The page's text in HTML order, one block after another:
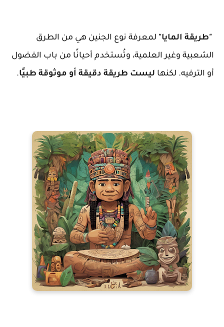
"طريقة المايا" لمعرفة نوع الجنين هي من الطرق
الشعبية وغير العلمية، وتُستخدم أحيانًا من باب الفضول
أو الترفيه. لكنها ليست طريقة دقيقة أو موثوقة طبيًا.